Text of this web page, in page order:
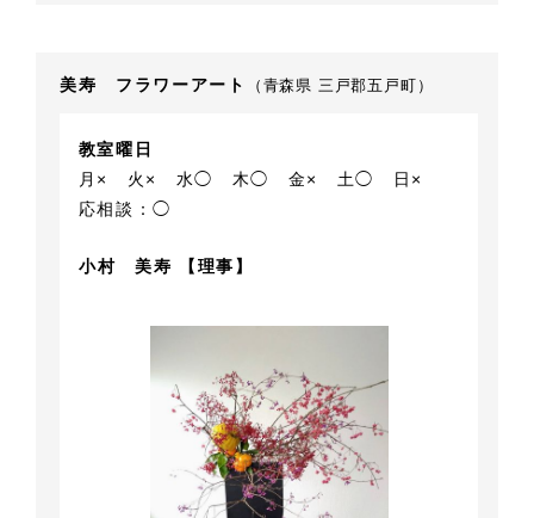
美寿 フラワーアート （青森県 三戸郡五戸町）
教室曜日
月×
火× 水◯ 木◯ 金× 土◯
日×
応相談：◯
小村 美寿 【理事】